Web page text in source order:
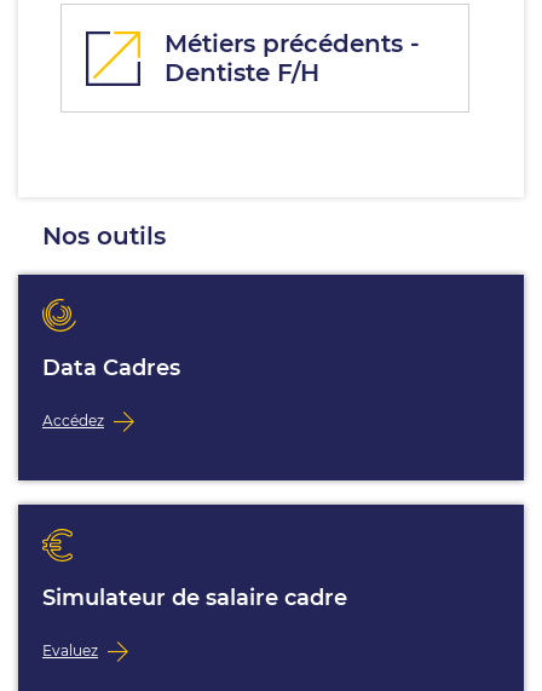
Métiers précédents -
Dentiste F/H
Nos outils
Data Cadres
Accédez
Simulateur de salaire cadre
Evaluez